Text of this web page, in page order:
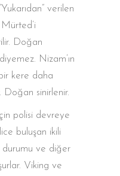
verilen
Doğan
Nizam’ın
kere daha
Doğan sinirlenir.
polisi devreye
buluşan ikili
durumu ve diğer
Viking ve